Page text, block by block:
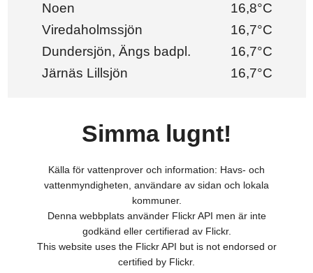
Noen
16,8°C
Viredaholmssjön
16,7°C
Dundersjön, Ängs badpl.
16,7°C
Järnäs Lillsjön
16,7°C
Simma lugnt!
Källa för vattenprover och information: Havs- och
vattenmyndigheten, användare av sidan och lokala
kommuner.
Denna webbplats använder Flickr API men är inte
godkänd eller certifierad av Flickr.
This website uses the Flickr API but is not endorsed or
certified by Flickr.